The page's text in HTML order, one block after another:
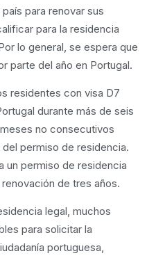
para renovar sus
para la residencia
lo general, se espera que
parte del año en Portugal.
residentes con visa D7
durante más de seis
no consecutivos
permiso de residencia.
un permiso de residencia
de tres años.
legal, muchos
para solicitar la
portuguesa,